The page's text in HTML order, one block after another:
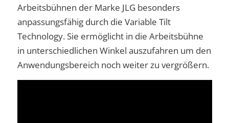
Arbeitsbühnen der Marke JLG besonders
anpassungsfähig durch die Variable Tilt
Technology. Sie ermöglicht in die Arbeitsbühne
in unterschiedlichen Winkel auszufahren um den
Anwendungsbereich noch weiter zu vergrößern.